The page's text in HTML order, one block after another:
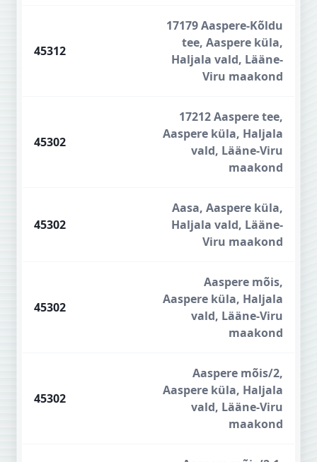
45312
17179 Aaspere-Kõldu
tee, Aaspere küla,
Haljala vald, Lääne-
Viru maakond
45302
17212 Aaspere tee,
Aaspere küla, Haljala
vald, Lääne-Viru
maakond
45302
Aasa, Aaspere küla,
Haljala vald, Lääne-
Viru maakond
45302
Aaspere mõis,
Aaspere küla, Haljala
vald, Lääne-Viru
maakond
45302
Aaspere mõis/2,
Aaspere küla, Haljala
vald, Lääne-Viru
maakond